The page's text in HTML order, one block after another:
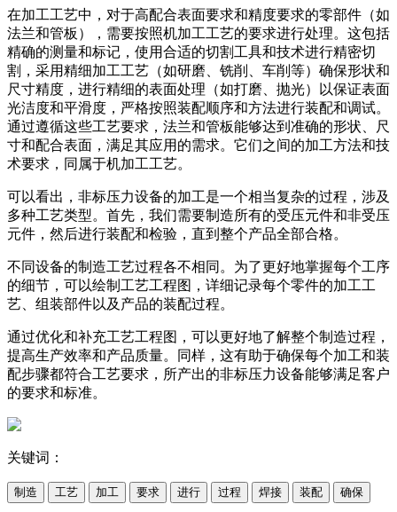
在加工工艺中，对于高配合表面要求和精度要求的零部件（如
法兰和管板），需要按照机加工工艺的要求进行处理。这包括
精确的测量和标记，使用合适的切割工具和技术进行精密切
割，采用精细加工工艺（如研磨、铣削、车削等）确保形状和
尺寸精度，进行精细的表面处理（如打磨、抛光）以保证表面
光洁度和平滑度，严格按照装配顺序和方法进行装配和调试。
通过遵循这些工艺要求，法兰和管板能够达到准确的形状、尺
寸和配合表面，满足其应用的需求。它们之间的加工方法和技
术要求，同属于机加工工艺。
​可以看出，非标压力设备的加工是一个相当复杂的过程，涉及
多种工艺类型。首先，我们需要制造所有的受压元件和非受压
元件，然后进行装配和检验，直到整个产品全部合格。
不同设备的制造工艺过程各不相同。为了更好地掌握每个工序
的细节，可以绘制工艺工程图，详细记录每个零件的加工工
艺、组装部件以及产品的装配过程。
通过优化和补充工艺工程图，可以更好地了解整个制造过程，
提高生产效率和产品质量。同样，这有助于确保每个加工和装
配步骤都符合工艺要求，所产出的非标压力设备能够满足客户
的要求和标准。
关键词：
制造 工艺 加工 要求 进行 过程 焊接 装配 确保